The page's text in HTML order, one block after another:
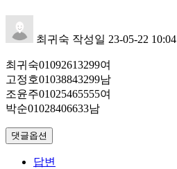
최귀숙 작성일 23-05-22 10:04
최귀숙01092613299여
고정호01038843299남
조윤주01025465555여
박순01028406633남
댓글옵션
답변